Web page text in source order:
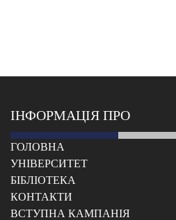
ІНФОРМАЦІЯ ПРО
ГОЛОВНА
УНІВЕРСИТЕТ
БІБЛІОТЕКА
КОНТАКТИ
ВСТУПНА КАМПАНІЯ